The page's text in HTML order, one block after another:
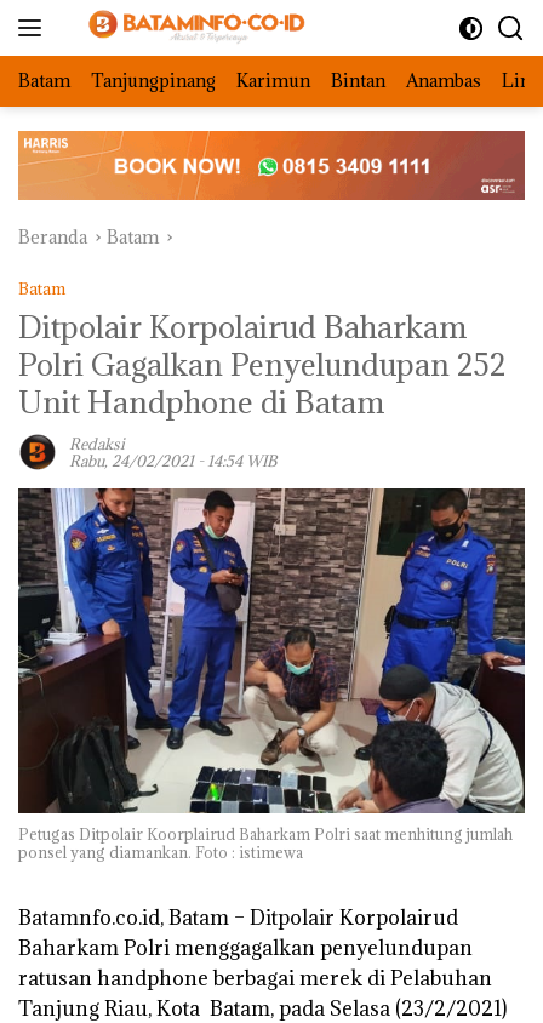
Batam Tanjungpinang Karimun Bintan Anambas
Beranda Batam
Batam
Ditpolair Korpolairud Baharkam
Polri Gagalkan Penyelundupan 252
Unit Handphone di Batam
Redaksi
Rabu, 24/02/2021 - 14:54 WIB
Petugas Ditpolair Koorplairud Baharkam Polri saat menhitung jumlah
ponsel yang diamankan. Foto : istimewa
Batamnfo.co.id, Batam – Ditpolair Korpolairud
Baharkam Polri menggagalkan penyelundupan
ratusan handphone berbagai merek di Pelabuhan
Tanjung Riau, Kota Batam, pada Selasa (23/2/2021)